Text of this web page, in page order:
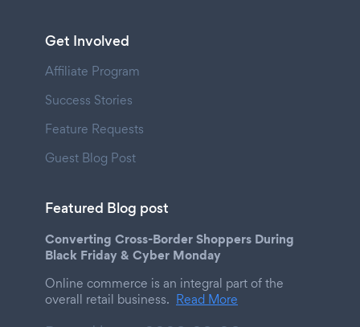
Get Involved
Affiliate Program
Success Stories
Feature Requests
Guest Blog Post
Featured Blog post
Converting Cross-Border Shoppers During
Black Friday & Cyber Monday
Online commerce is an integral part of the
overall retail business. Read More